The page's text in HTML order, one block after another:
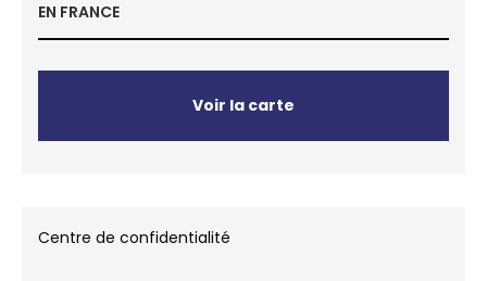
EN FRANCE
Voir la carte
Centre de confidentialité